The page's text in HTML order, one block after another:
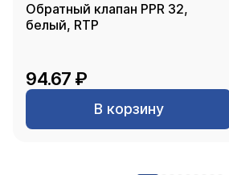
Обратный клапан PPR 32,
белый, RTP
94.67 ₽
В корзину